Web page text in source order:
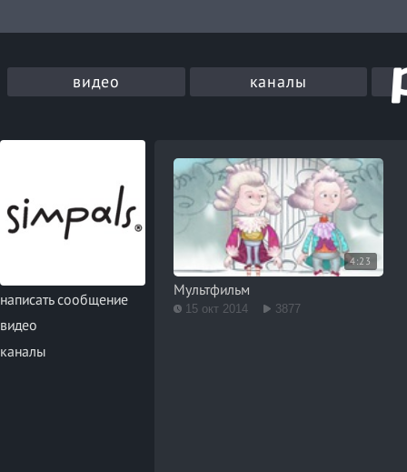
видео каналы
написать сообщение
видео
каналы
4:23
Мультфильм
15 окт 2014 3877